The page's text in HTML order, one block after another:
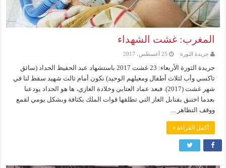
المغرب: غشت الشهداء
جريدة الثورة 25 أغسطس، 2017
جريدة الثورة الأربعاء: 23 غشت 2017 باستشهاد عبد الحفيظ الحداد (سائق
تاكسي وأب لثلاث أطفال ومعيلهم الوحيد) نكون أمام ثالث شهيد سقط لنا في
شهر غشت (2017). فبعد عماد العتابي وخلادة الغازي، ها هو الحداد يودعنا
بعدما اختنق بقنابل الغاز التي تطلقها قوات الملك بكثافة وبشكل يومي لقمع
ووقف التظاهر ...
أكمل القراءة »